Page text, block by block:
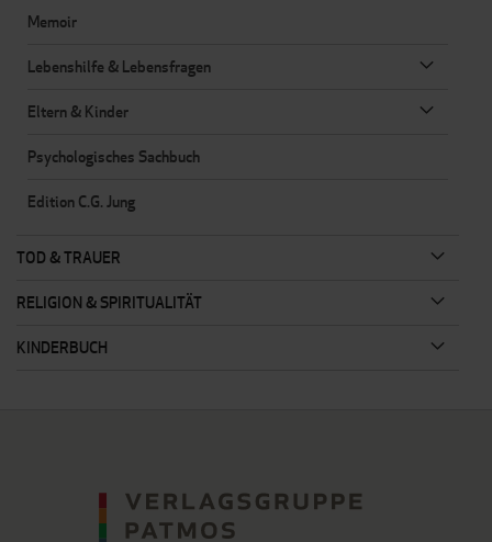
Memoir
Lebenshilfe & Lebensfragen
Eltern & Kinder
Psychologisches Sachbuch
Edition C.G. Jung
TOD & TRAUER
RELIGION & SPIRITUALITÄT
KINDERBUCH